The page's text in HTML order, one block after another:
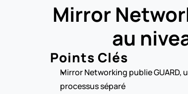
Mirror
au
Points Clés
Mirror Networking publie
processus séparé